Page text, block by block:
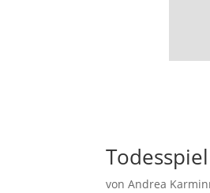
Todesspiel
vonAndrea